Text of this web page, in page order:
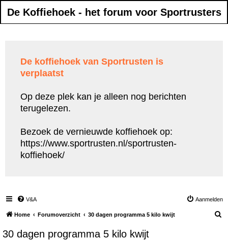
De Koffiehoek - het forum voor Sportrusters
De koffiehoek van Sportrusten is
verplaatst
Op deze plek kan je alleen nog berichten
terugelezen.
Bezoek de vernieuwde koffiehoek op:
https://www.sportrusten.nl/sportrusten-
koffiehoek/
V&A Aanmelden
Home Forumoverzicht 30 dagen programma 5 kilo kwijt
30 dagen programma 5 kilo kwijt